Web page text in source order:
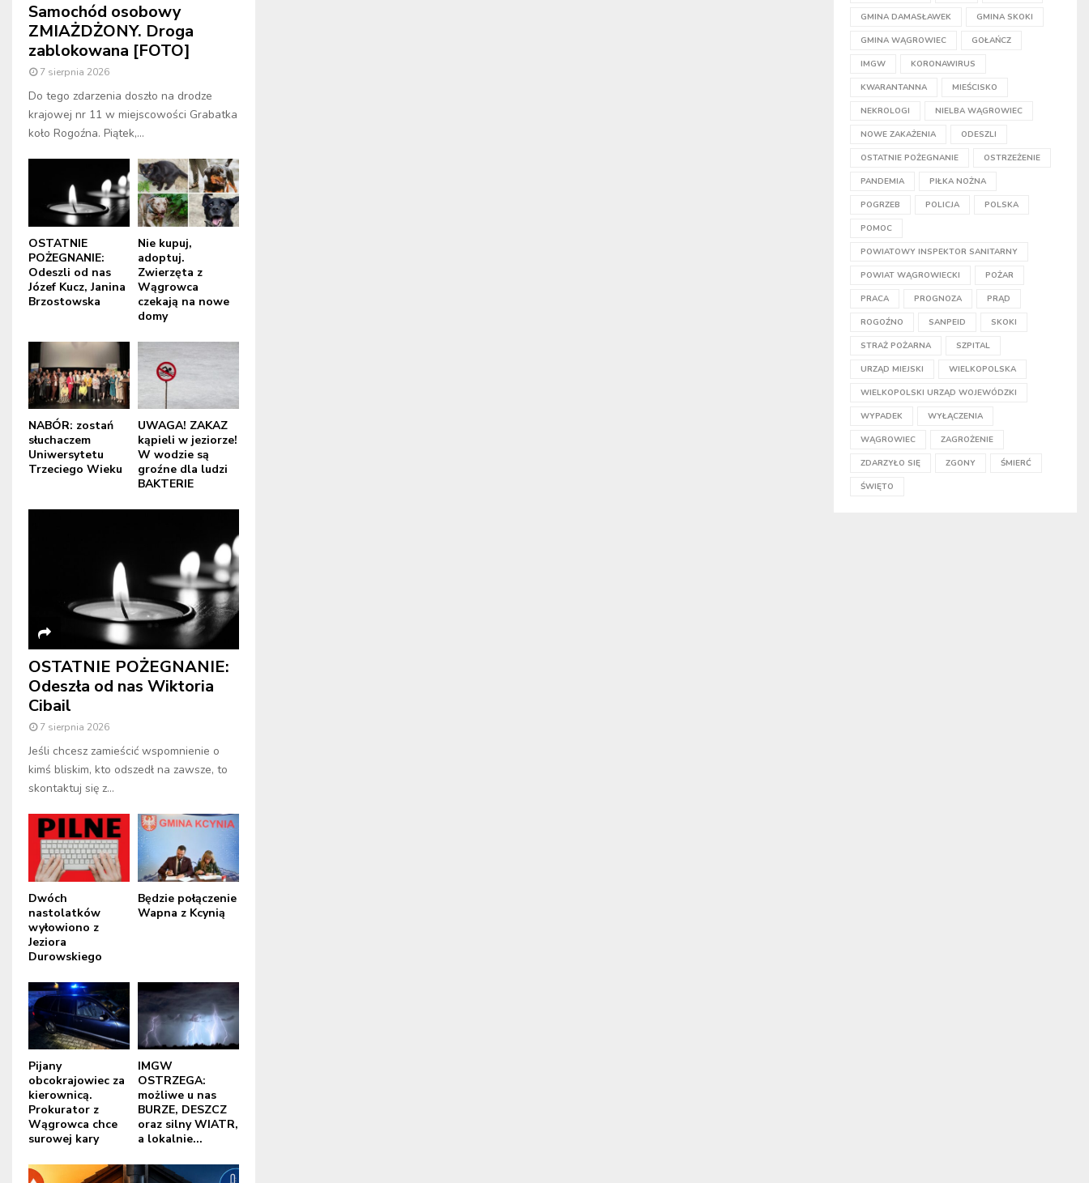
Samochód osobowy
ZMIAŻDŻONY. Droga
zablokowana [FOTO]
7 sierpnia 2026
Do tego zdarzenia doszło na drodze
krajowej nr 11 w miejscowości Grabatka
koło Rogoźna. Piątek,...
OSTATNIE
POŻEGNANIE:
Odeszli od nas
Józef Kucz, Janina
Brzostowska
Nie kupuj,
adoptuj.
Zwierzęta z
Wągrowca
czekają na nowe
domy
NABÓR: zostań
słuchaczem
Uniwersytetu
Trzeciego Wieku
UWAGA! ZAKAZ
kąpieli w jeziorze!
W wodzie są
groźne dla ludzi
BAKTERIE
OSTATNIE POŻEGNANIE:
Odeszła od nas Wiktoria
Cibail
7 sierpnia 2026
Jeśli chcesz zamieścić wspomnienie o
kimś bliskim, kto odszedł na zawsze, to
skontaktuj się z...
Dwóch
nastolatków
wyłowiono z
Jeziora
Durowskiego
Będzie połączenie
Wapna z Kcynią
Pijany
obcokrajowiec za
kierownicą.
Prokurator z
Wągrowca chce
surowej kary
IMGW
OSTRZEGA:
możliwe u nas
BURZE, DESZCZ
oraz silny WIATR,
a lokalnie...
GMINA DAMASŁAWEK GMINA SKOKI
GMINA WĄGROWIEC GOŁAŃCZ
IMGW KORONAWIRUS
KWARANTANNA MIEŚCISKO
NEKROLOGI NIELBA WĄGROWIEC
NOWE ZAKAŻENIA ODESZLI
OSTATNIE POŻEGNANIE OSTRZEŻENIE
PANDEMIA PIŁKA NOŻNA
POGRZEB POLICJA POLSKA
POMOC
POWIATOWY INSPEKTOR SANITARNY
POWIAT WĄGROWIECKI POŻAR
PRACA PROGNOZA PRĄD
ROGOŹNO SANPEID SKOKI
STRAŻ POŻARNA SZPITAL
URZĄD MIEJSKI WIELKOPOLSKA
WIELKOPOLSKI URZĄD WOJEWÓDZKI
WYPADEK WYŁĄCZENIA
WĄGROWIEC ZAGROŻENIE
ZDARZYŁO SIĘ ZGONY ŚMIERĆ
ŚWIĘTO